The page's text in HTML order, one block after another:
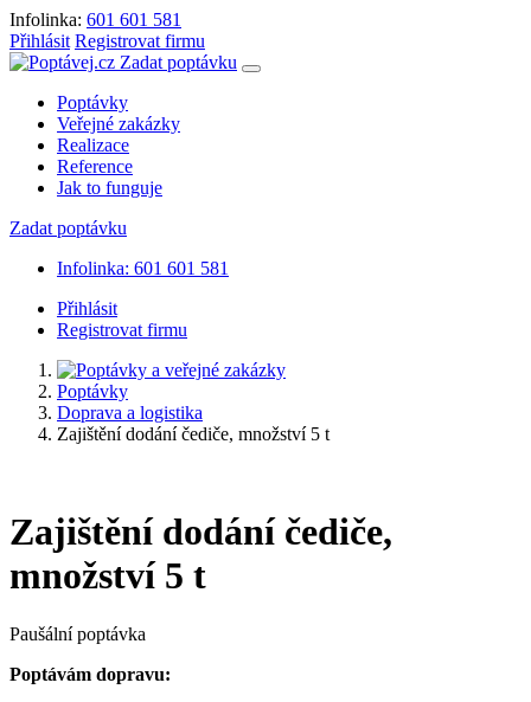
Infolinka: 601 601 581
Přihlásit Registrovat firmu
Zadat poptávku
Poptávky
Veřejné zakázky
Realizace
Reference
Jak to funguje
Zadat poptávku
Infolinka: 601 601 581
Přihlásit
Registrovat firmu
Poptávky
Doprava a logistika
Zajištění dodání čediče, množství 5 t
Zajištění dodání čediče,
množství 5 t
Paušální poptávka
Poptávám dopravu: